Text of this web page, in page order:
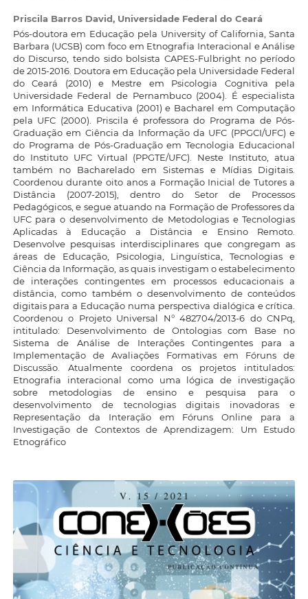
Priscila Barros David, Universidade Federal do Ceará
Pós-doutora em Educação pela University of California, Santa
Barbara (UCSB) com foco em Etnografia Interacional e Análise
do Discurso, tendo sido bolsista CAPES-Fulbright no período
de 2015-2016. Doutora em Educação pela Universidade Federal
do Ceará (2010) e Mestre em Psicologia Cognitiva pela
Universidade Federal de Pernambuco (2004). É especialista
em Informática Educativa (2001) e Bacharel em Computação
pela UFC (2000). Priscila é professora do Programa de Pós-
Graduação em Ciência da Informação da UFC (PPGCI/UFC) e
do Programa de Pós-Graduação em Tecnologia Educacional
do Instituto UFC Virtual (PPGTE/UFC). Neste Instituto, atua
também no Bacharelado em Sistemas e Mídias Digitais.
Coordenou durante oito anos a Formação Inicial de Tutores a
Distância (2007-2015), dentro do Setor de Processos
Pedagógicos, e segue atuando na Formação de Professores da
UFC para o desenvolvimento de Metodologias e Tecnologias
Aplicadas à Educação a Distância e Ensino Remoto.
Desenvolve pesquisas interdisciplinares que congregam as
áreas de Educação, Psicologia, Linguística, Tecnologias e
Ciência da Informação, as quais investigam o estabelecimento
de interações contingentes em processos educacionais a
distância, como também o desenvolvimento de conteúdos
digitais para a Educação numa perspectiva dialógica e crítica.
Coordenou o Projeto Universal N° 482704/2013-6 do CNPq,
intitulado: Desenvolvimento de Ontologias com Base no
Sistema de Análise de Interações Contingentes para a
Implementação de Avaliações Formativas em Fóruns de
Discussão. Atualmente coordena os projetos intitulados:
Etnografia interacional como uma lógica de investigação
sobre metodologias de ensino e pesquisa para o
desenvolvimento de tecnologias digitais inovadoras e
Representação da Interação em Fóruns Online para a
Investigação de Contextos de Aprendizagem: Um Estudo
Etnográfico